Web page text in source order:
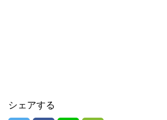
シェアする